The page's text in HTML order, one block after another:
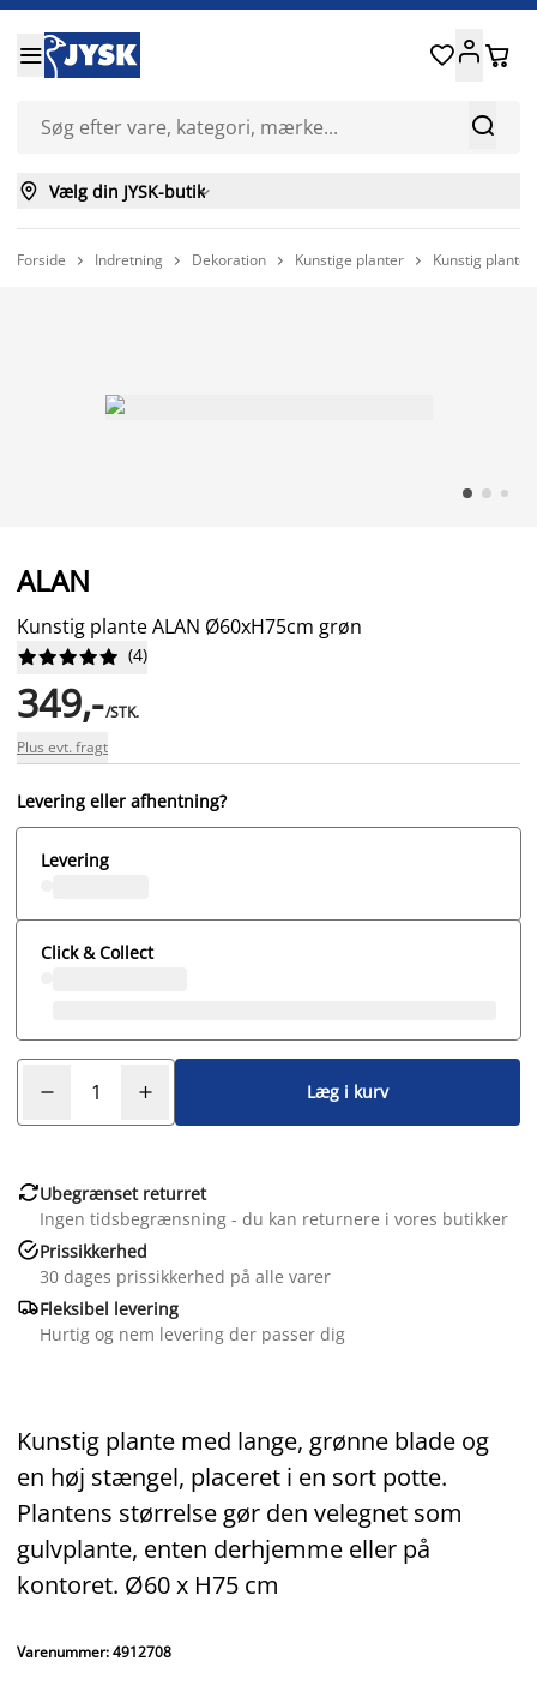


 
 Vælg din JYSK-butik
Forside  Indretning  Dekoration  Kunstige planter  Kunstig plante
ALAN
Kunstig plante ALAN Ø60xH75cm grøn





 (4)
349,-/STK.
Plus evt. fragt
Levering eller afhentning?
Levering
Click & Collect
Læg i kurv
Ubegrænset returret
Ingen tidsbegrænsning - du kan returnere i vores butikker
Prissikkerhed
30 dages prissikkerhed på alle varer
Fleksibel levering
Hurtig og nem levering der passer dig
Kunstig plante med lange, grønne blade og
en høj stængel, placeret i en sort potte.
Plantens størrelse gør den velegnet som
gulvplante, enten derhjemme eller på
kontoret. Ø60 x H75 cm
Varenummer: 4912708